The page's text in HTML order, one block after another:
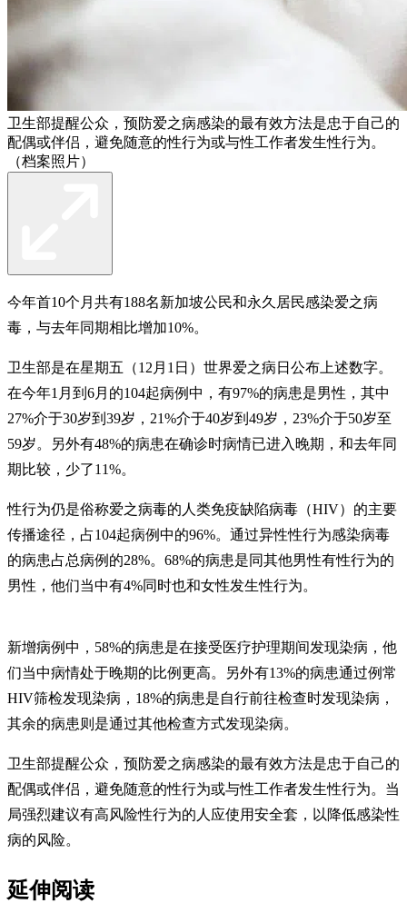
卫生部提醒公众，预防爱之病感染的最有效方法是忠于自己的
配偶或伴侣，避免随意的性行为或与性工作者发生性行为。
（档案照片）
今年首10个月共有188名新加坡公民和永久居民感染爱之病
毒，与去年同期相比增加10%。
卫生部是在星期五（12月1日）世界爱之病日公布上述数字。
在今年1月到6月的104起病例中，有97%的病患是男性，其中
27%介于30岁到39岁，21%介于40岁到49岁，23%介于50岁至
59岁。另外有48%的病患在确诊时病情已进入晚期，和去年同
期比较，少了11%。
性行为仍是俗称爱之病毒的人类免疫缺陷病毒（HIV）的主要
传播途径，占104起病例中的96%。通过异性性行为感染病毒
的病患占总病例的28%。68%的病患是同其他男性有性行为的
男性，他们当中有4%同时也和女性发生性行为。
新增病例中，58%的病患是在接受医疗护理期间发现染病，他
们当中病情处于晚期的比例更高。另外有13%的病患通过例常
HIV筛检发现染病，18%的病患是自行前往检查时发现染病，
其余的病患则是通过其他检查方式发现染病。
卫生部提醒公众，预防爱之病感染的最有效方法是忠于自己的
配偶或伴侣，避免随意的性行为或与性工作者发生性行为。当
局强烈建议有高风险性行为的人应使用安全套，以降低感染性
病的风险。
延伸阅读